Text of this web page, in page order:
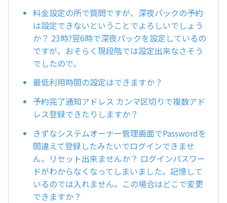
料金設定の所で質問ですが、深夜パックの予約
は設定できないということでよろしいでしょう
か？ 23時?翌6時で深夜パックを設定しているの
ですが、おそらく現段階では設定出来なさそう
でしたので。
最低利用時間の設定はできますか？
予約完了通知アドレス カンマ区切りで複数アド
レス登録できたりしますか？
きずなシステムオーナー管理画面でPasswordを
間違えて登録したみたいでログインできませ
ん。リセット出来ませんか？ ログインパスワー
ドがわからなくなってしまいました。記憶して
いるのでは入れません。この場合はどこで変更
できますか？